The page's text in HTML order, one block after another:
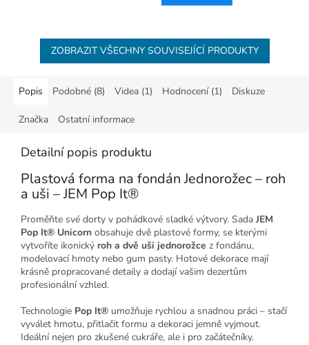
ZOBRAZIT VŠECHNY SOUVISEJÍCÍ PRODUKTY
Popis Podobné (8) Videa (1) Hodnocení (1) Diskuze
Značka Ostatní informace
Detailní popis produktu
Plastová forma na fondán Jednorožec – roh
a uši – JEM Pop It®
Proměňte své dorty v pohádkové sladké výtvory. Sada JEM
Pop It® Unicorn obsahuje dvě plastové formy, se kterými
vytvoříte ikonický roh a dvě uši jednorožce z fondánu,
modelovací hmoty nebo gum pasty. Hotové dekorace mají
krásně propracované detaily a dodají vašim dezertům
profesionální vzhled.
Technologie Pop It® umožňuje rychlou a snadnou práci – stačí
vyválet hmotu, přitlačit formu a dekoraci jemně vyjmout.
Ideální nejen pro zkušené cukráře, ale i pro začátečníky.